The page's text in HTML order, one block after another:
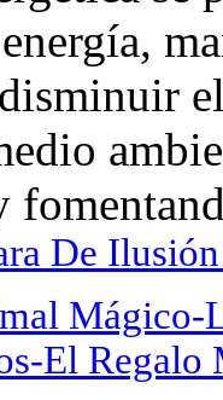
De
Mágico-
El Regalo